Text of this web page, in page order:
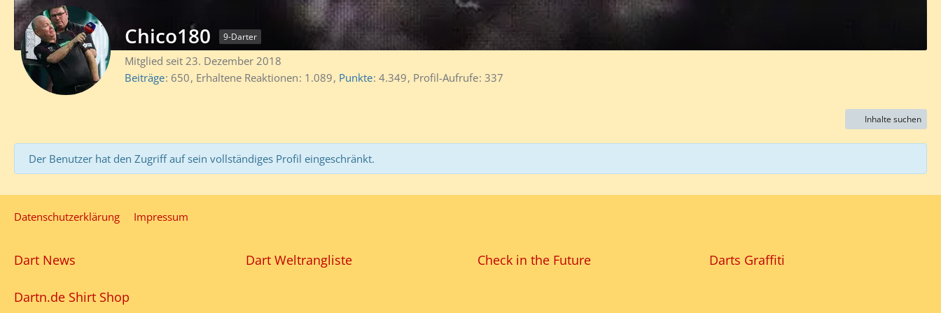
Chico180 9-Darter
Mitglied seit 23. Dezember 2018
Beiträge 650 Erhaltene Reaktionen 1.089 Punkte 4.349 Profil-Aufrufe 337
Inhalte suchen
Der Benutzer hat den Zugriff auf sein vollständiges Profil eingeschränkt.
Datenschutzerklärung Impressum
Dart News Dart Weltrangliste Check in the Future Darts Graffiti
Dartn.de Shirt Shop